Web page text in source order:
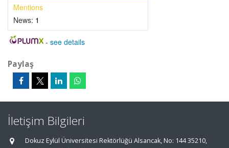
Mentions
News: 1
- see details
Paylaş
İletişim Bilgileri
Dokuz Eylül Üniversitesi Rektörlüğü Alsancak, No: 144 35210,